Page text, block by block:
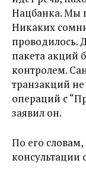
Нацбанка. Мы
Никаких
проводилось.
пакета акций
контролем.
транзакций
операций с
заявил он.
По его